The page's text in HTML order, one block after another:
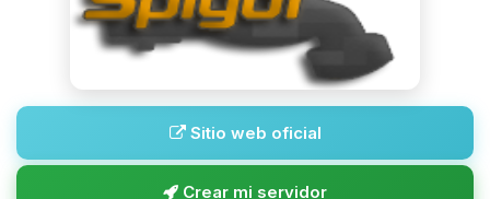
Sitio web oficial
Crear mi servidor